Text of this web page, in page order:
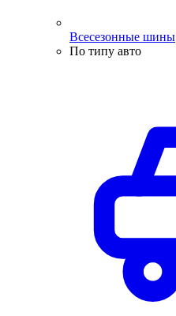
Всесезонные шины
По типу авто